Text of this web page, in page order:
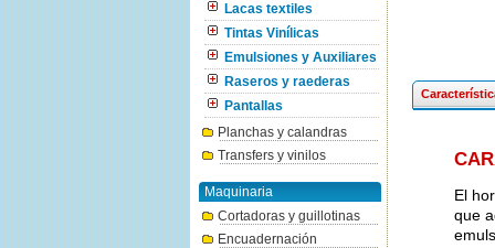
Lacas textiles
Tintas Vinílicas
Emulsiones y Auxiliares
Raseros y raederas
Pantallas
Planchas y calandras
Transfers y vinilos
Maquinaria
Cortadoras y guillotinas
Encuadernación
El
que